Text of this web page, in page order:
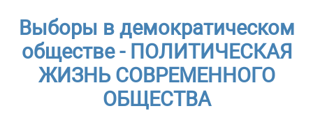
Выборы в демократическом
обществе - ПОЛИТИЧЕСКАЯ
ЖИЗНЬ СОВРЕМЕННОГО
ОБЩЕСТВА